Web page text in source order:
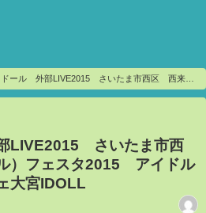
ドール 外部LIVE2015 さいたま市西区 西来る
育成型居酒屋＆カフェ大宮IDOLL
LIVE2015 さいたま市西
）フェスタ2015 アイドル
大宮IDOLL